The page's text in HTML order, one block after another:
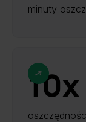
minuty
10х